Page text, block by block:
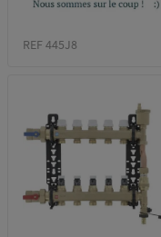
REF 445J8